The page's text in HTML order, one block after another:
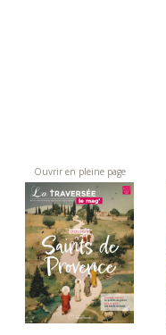
Ouvrir en pleine page